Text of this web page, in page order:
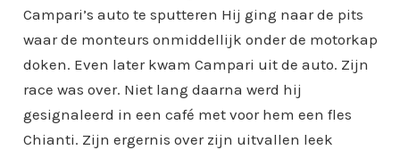
Campari’s auto te sputteren Hij ging naar de pits
waar de monteurs onmiddellijk onder de motorkap
doken. Even later kwam Campari uit de auto. Zijn
race was over. Niet lang daarna werd hij
gesignaleerd in een café met voor hem een fles
Chianti. Zijn ergernis over zijn uitvallen leek